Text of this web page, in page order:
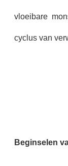
vloeibare
cyclus van
Beginselen